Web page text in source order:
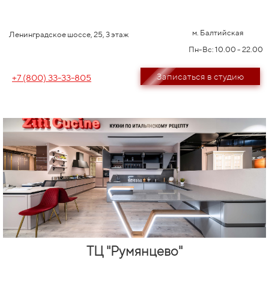
Ленинградское шоссе, 25, 3 этаж
м. Балтийская
Пн-Вс: 10.00 - 22.00
+7 (800) 33-33-805 Записаться в студию
ТЦ "Румянцево"